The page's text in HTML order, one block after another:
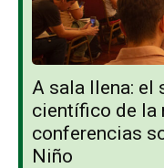
A sala llena: el
científico de la
conferencias
Niño